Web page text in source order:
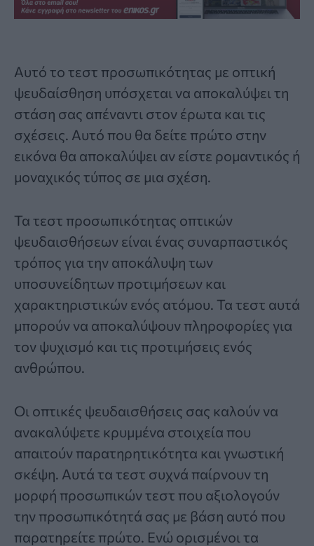
Αυτό το τεστ προσωπικότητας με οπτική
ψευδαίσθηση υπόσχεται να αποκαλύψει τη
στάση σας απέναντι στον έρωτα και τις
σχέσεις. Αυτό που θα δείτε πρώτο στην
εικόνα θα αποκαλύψει αν είστε ρομαντικός ή
μοναχικός τύπος σε μια σχέση.
Τα τεστ προσωπικότητας οπτικών
ψευδαισθήσεων είναι ένας συναρπαστικός
τρόπος για την αποκάλυψη των
υποσυνείδητων προτιμήσεων και
χαρακτηριστικών ενός ατόμου. Τα τεστ αυτά
μπορούν να αποκαλύψουν πληροφορίες για
τον ψυχισμό και τις προτιμήσεις ενός
ανθρώπου.
Οι οπτικές ψευδαισθήσεις σας καλούν να
ανακαλύψετε κρυμμένα στοιχεία που
απαιτούν παρατηρητικότητα και γνωστική
σκέψη. Αυτά τα τεστ συχνά παίρνουν τη
μορφή προσωπικών τεστ που αξιολογούν
την προσωπικότητά σας με βάση αυτό που
παρατηρείτε πρώτο. Ενώ ορισμένοι τα